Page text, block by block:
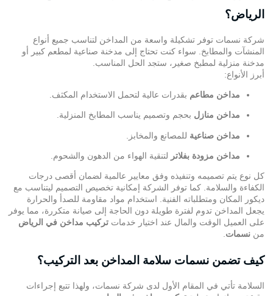
الرياض؟
شركة نسمات توفر تشكيلة واسعة من المداخن لتناسب جميع أنواع
المنشآت والمطابخ. سواء كنت تحتاج إلى مدخنة صناعية لمطعم كبير أو
مدخنة منزلية لمطبخ صغير، ستجد الحل المناسب.
أبرز الأنواع:
مداخن مطاعم بقدرات عالية لتحمل الاستخدام المكثف.
مداخن منازل بحجم وتصميم يناسب المطابخ المنزلية.
مداخن صناعية للمصانع والمخابز.
مداخن مزودة بفلاتر لتنقية الهواء من الدهون والشحوم.
كل نوع يتم تصميمه وتنفيذه وفق معايير عالمية لضمان أقصى درجات
الكفاءة والسلامة. كما توفر الشركة إمكانية تخصيص التصميم ليتناسب مع
ديكور المكان ومتطلباته الفنية. استخدام مواد مقاومة للصدأ والحرارة
يجعل المداخن تدوم لفترة طويلة دون الحاجة إلى صيانة متكررة، مما يوفر
على العميل الوقت والمال عند اختيار خدمات تركيب مداخن في الرياض
من نسمات.
كيف تضمن نسمات سلامة المداخن بعد التركيب؟
السلامة تأتي في المقام الأول لدى شركة نسمات، ولهذا تتبع إجراءات